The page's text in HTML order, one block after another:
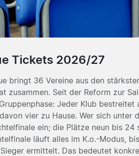
Tickets 2026/27
bringt 36 Vereine aus den
zusammen. Seit der Reform zur
Jeder Klub bestreitet
vier zu Hause. Wer sich unter
ein; die Plätze neun bis 24
läuft alles im K.o.-Modus,
ermittelt. Das bedeutet